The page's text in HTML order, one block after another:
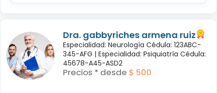
Dra. gabbyriches armena ruiz
Especialidad: Neurología Cédula: 123ABC-
345-AFG | Especialidad: Psiquiatría Cédula:
45678-A45-ASD2
Precios * desde $ 500